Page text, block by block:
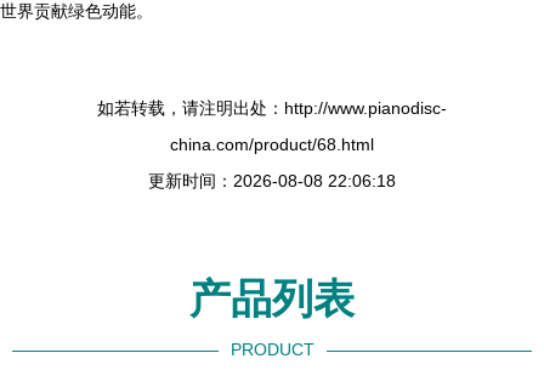
世界贡献绿色动能。
如若转载，请注明出处：http://www.pianodisc-
china.com/product/68.html
更新时间：2026-08-08 22:06:18
产品列表
PRODUCT